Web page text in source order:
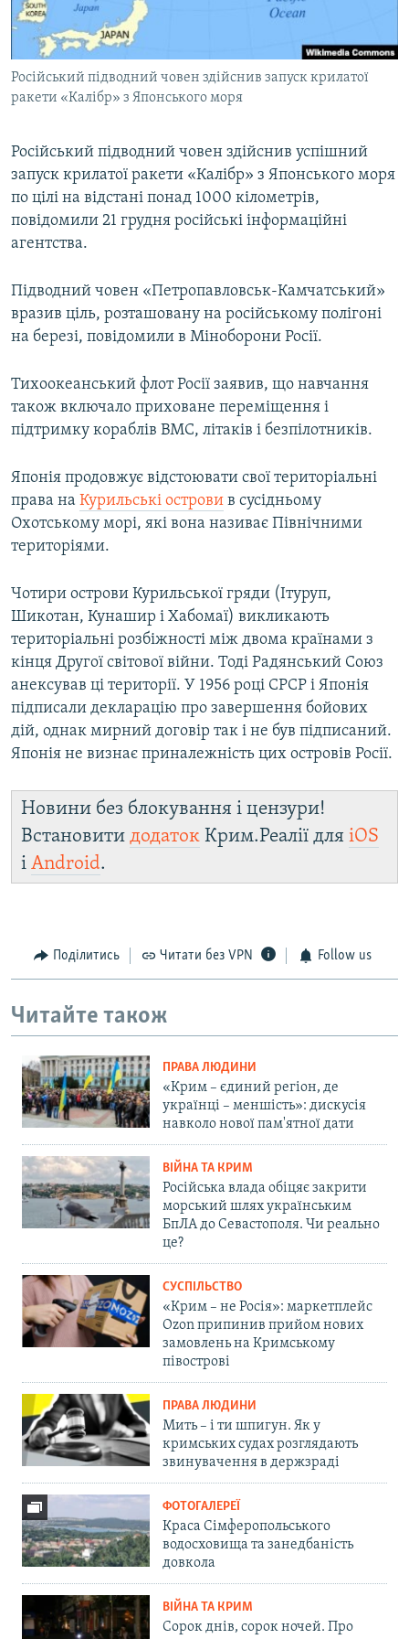
ВІДЕОУРОКИ «ELIFBE»
СВІДЧЕННЯ ОКУПАЦІЇ
УКРАЇНСЬКА ПРОБЛЕМА КРИМУ
Русский
Qırımtatar
Усі сайти RFE/RL
Російський підводний човен здійснив запуск крилатої
ракети «Калібр» з Японського моря
Російський підводний човен здійснив успішний
запуск крилатої ракети «Калібр» з Японського моря
по цілі на відстані понад 1000 кілометрів,
повідомили 21 грудня російські інформаційні
агентства.
Підводний човен «Петропавловськ-Камчатський»
вразив ціль, розташовану на російському полігоні
на березі, повідомили в Міноборони Росії.
Тихоокеанський флот Росії заявив, що навчання
також включало приховане переміщення і
підтримку кораблів ВМС, літаків і безпілотників.
Японія продовжує відстоювати свої територіальні
права на Курильські острови в сусідньому
Охотському морі, які вона називає Північними
територіями.
Чотири острови Курильської гряди (Ітуруп,
Шикотан, Кунашир і Хабомаї) викликають
територіальні розбіжності між двома країнами з
кінця Другої світової війни. Тоді Радянський Союз
анексував ці території. У 1956 році СРСР і Японія
підписали декларацію про завершення бойових
дій, однак мирний договір так і не був підписаний.
Японія не визнає приналежність цих островів Росії.
Новини без блокування і цензури!
Встановити додаток Крим.Реалії для iOS
і Android.
Поділитись Читати без VPN Follow us
Читайте також
ПРАВА ЛЮДИНИ
«Крим – єдиний регіон, де
українці – меншість»: дискусія
навколо нової пам'ятної дати
ВІЙНА ТА КРИМ
Російська влада обіцяє закрити
морський шлях українським
БпЛА до Севастополя. Чи реально
це?
СУСПІЛЬСТВО
«Крим – не Росія»: маркетплейс
Ozon припинив прийом нових
замовлень на Кримському
півострові
ПРАВА ЛЮДИНИ
Мить – і ти шпигун. Як у
кримських судах розглядають
звинувачення в держзраді
ФОТОГАЛЕРЕЇ
Краса Сімферопольського
водосховища та занедбаність
довкола
ВІЙНА ТА КРИМ
Сорок днів, сорок ночей. Про